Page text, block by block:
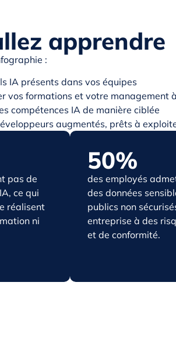
apprendre
:
IA présents dans vos équipes
vos formations et votre management
compétences IA de manière ciblée
augmentés, prêts à
pas de
ce qui
réalisent
ni
50%
des employés
des données
publics non
entreprise à des
et de conformité.